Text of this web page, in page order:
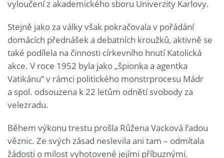
vyloučení z akademického sboru Univerzity Karlovy.
Stejně jako za války však pokračovala v pořádání
domácích přednášek a debatních kroužků, aktivně se
také podílela na činnosti církevního hnutí Katolická
akce. V roce 1952 byla jako „špionka a agentka
Vatikánu“ v rámci politického monstrprocesu Mádr
a spol. odsouzena k 22 letům odnětí svobody za
velezradu.
Během výkonu trestu prošla Růžena Vacková řadou
věznic. Ze svých zásad neslevila ani tam – odmítala
žádosti o milost vyhotovené jejími příbuznými.